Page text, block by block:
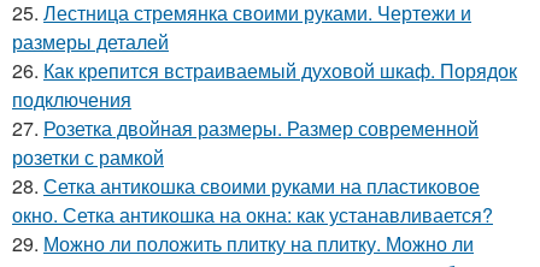
25. Лестница стремянка своими руками. Чертежи и
размеры деталей
26. Как крепится встраиваемый духовой шкаф. Порядок
подключения
27. Розетка двойная размеры. Размер современной
розетки с рамкой
28. Сетка антикошка своими руками на пластиковое
окно. Сетка антикошка на окна: как устанавливается?
29. Можно ли положить плитку на плитку. Можно ли